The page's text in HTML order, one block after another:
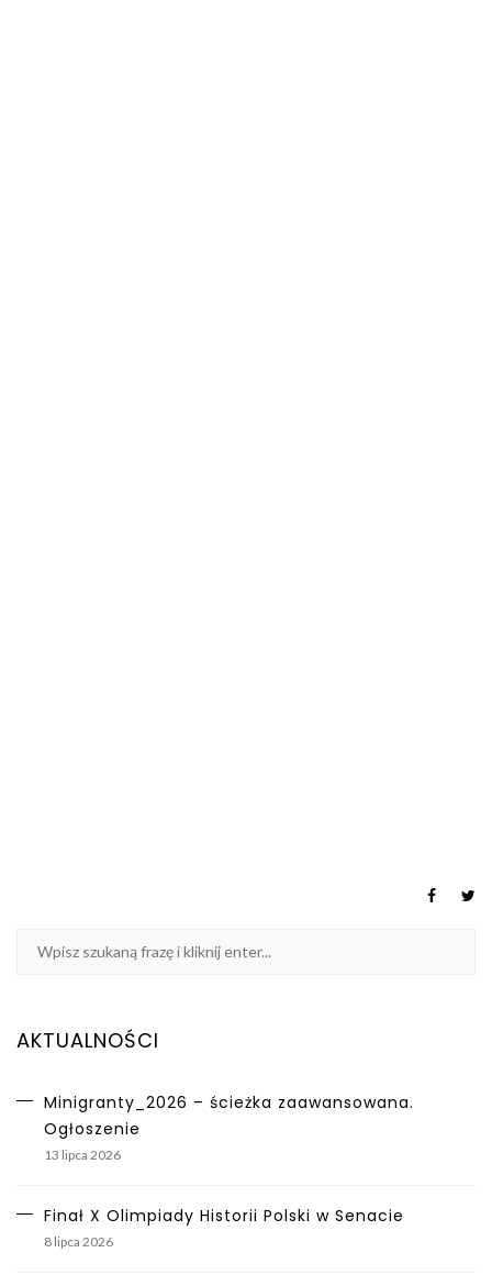
AKTUALNOŚCI
Minigranty_2026 – ścieżka zaawansowana.
Ogłoszenie
13 lipca 2026
Finał X Olimpiady Historii Polski w Senacie
8 lipca 2026